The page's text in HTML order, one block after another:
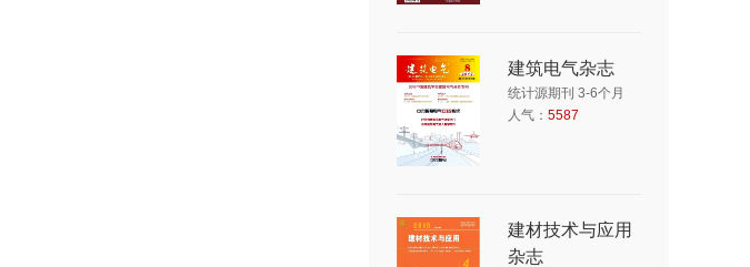
建筑电气杂志
统计源期刊 3-6个月
人气： 5587
建材技术与应用
杂志